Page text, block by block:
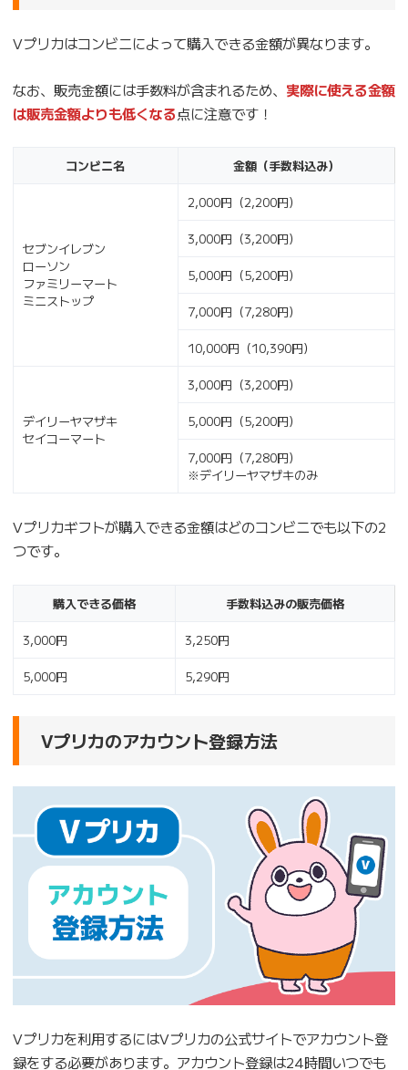
Vプリカはコンビニによって購入できる金額が異なります。
なお、販売金額には手数料が含まれるため、 実際に使える金額
は販売金額よりも低くなる点に注意です！
コンビニ名 金額（手数料込み）
セブンイレブン
ローソン
ファミリーマート
ミニストップ
2,000円（2,200円）
3,000円（3,200円）
5,000円（5,200円）
7,000円（7,280円）
10,000円（10,390円）
デイリーヤマザキ
セイコーマート
3,000円（3,200円）
5,000円（5,200円）
7,000円（7,280円）
※デイリーヤマザキのみ
Vプリカギフトが購入できる金額はどのコンビニでも以下の2
つです。
購入できる価格 手数料込みの販売価格
3,000円 3,250円
5,000円 5,290円
Vプリカのアカウント登録方法
Vプリカを利用するにはVプリカの公式サイトでアカウント登
録をする必要があります。アカウント登録は24時間いつでも